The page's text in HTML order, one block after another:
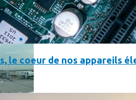
la consommation de son
le coeur de nos appareils